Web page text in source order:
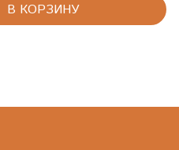
В КОРЗИНУ